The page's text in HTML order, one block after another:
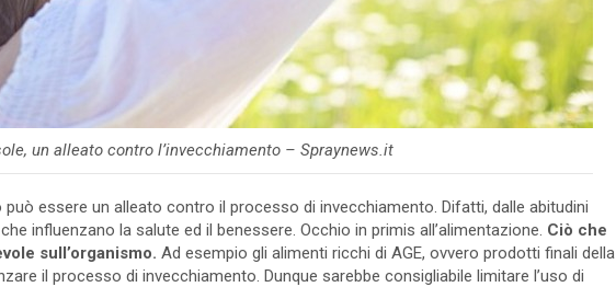
un alleato contro l’invecchiamento – Spraynews.it
essere un alleato contro il processo di invecchiamento. Difatti, dalle abitudini
influenzano la salute ed il benessere. Occhio in primis all’alimentazione. Ciò che
sull’organismo. Ad esempio gli alimenti ricchi di AGE, ovvero prodotti finali della
il processo di invecchiamento. Dunque sarebbe consigliabile limitare l’uso di